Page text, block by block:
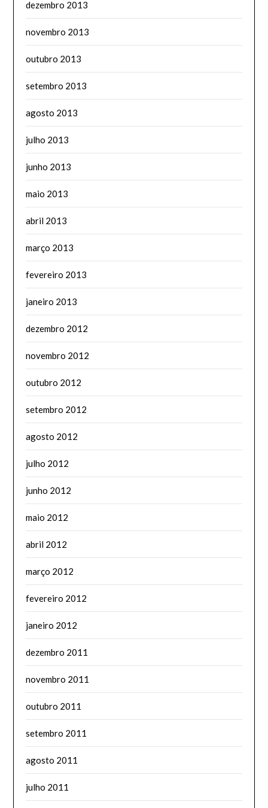
dezembro 2013
novembro 2013
outubro 2013
setembro 2013
agosto 2013
julho 2013
junho 2013
maio 2013
abril 2013
março 2013
fevereiro 2013
janeiro 2013
dezembro 2012
novembro 2012
outubro 2012
setembro 2012
agosto 2012
julho 2012
junho 2012
maio 2012
abril 2012
março 2012
fevereiro 2012
janeiro 2012
dezembro 2011
novembro 2011
outubro 2011
setembro 2011
agosto 2011
julho 2011